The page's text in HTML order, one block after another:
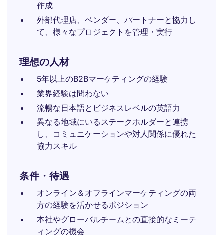
作成
外部代理店、ベンダー、パートナーと協力し
て、様々なプロジェクトを管理・実行
理想の人材
5年以上のB2Bマーケティングの経験
業界経験は問わない
流暢な日本語とビジネスレベルの英語力
異なる地域にいるステークホルダーと連携
し、コミュニケーションや対人関係に優れた
協力スキル
条件・待遇
オンライン＆オフラインマーケティングの両
方の経験を活かせるポジション
本社やグローバルチームとの直接的なミーテ
ィングの機会